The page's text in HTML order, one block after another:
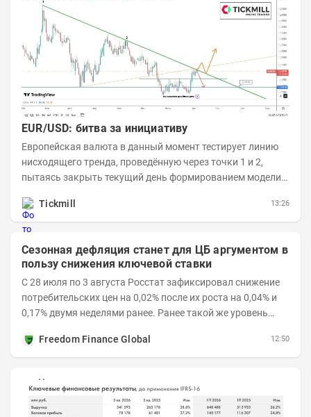
EUR/USD: битва за инициативу
Европейская валюта в данный момент тестирует линию
нисходящего тренда, проведённую через точки 1 и 2,
пытаясь закрыть текущий день формированием модели
Tickmill
13:26
Сезонная дефляция станет для ЦБ аргументом в
пользу снижения ключевой ставки
С 28 июля по 3 августа Росстат зафиксировал снижение
потребительских цен на 0,02% после их роста на 0,04% и
0,17% двумя неделями ранее. Ранее такой же уровень
Freedom Finance Global
12:50